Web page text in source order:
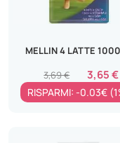
MELLIN 4 LATTE
3,65 €
3,69 €
RISPARMI: -0.03€